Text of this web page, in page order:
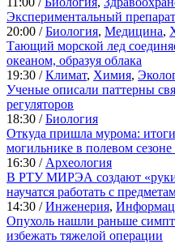
Экспериментальный
20:00 /Биология, Медицина,
Тающий морской лед
океаном, образуя облака
19:30 /Климат, Химия,
Ученые описали паттерны
регуляторов
18:30 /Биология
Откуда пришла мурома:
могильнике в полевом сезоне
16:30 / Археология
В РТУ МИРЭА создают
научатся работать с
14:30 /Инженерия,
Опухоль нашли раньше
избежать тяжелой операции